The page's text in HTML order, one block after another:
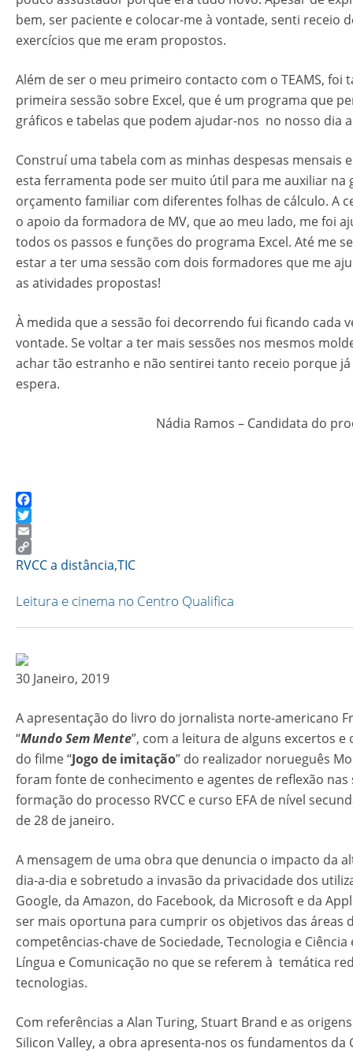
bem, ser paciente e colocar-me à vontade, senti receio
exercícios que me eram propostos.
Além de ser o meu primeiro contacto com o TEAMS, foi
primeira sessão sobre Excel, que é um programa que
gráficos e tabelas que podem ajudar-nos no nosso dia
Construí uma tabela com as minhas despesas mensais
esta ferramenta pode ser muito útil para me auxiliar na
orçamento familiar com diferentes folhas de cálculo. A
o apoio da formadora de MV, que ao meu lado, me foi
todos os passos e funções do programa Excel. Até me
estar a ter uma sessão com dois formadores que me
as atividades propostas!
À medida que a sessão foi decorrendo fui ficando cada
vontade. Se voltar a ter mais sessões nos mesmos
achar tão estranho e não sentirei tanto receio porque já
espera.
Nádia Ramos – Candidata do
Facebook
Twitter
Email
Copy
RVCC a distância,TIC
Leitura e cinema no Centro Qualifica
30 Janeiro, 2019
A apresentação do livro do jornalista norte-americano
“Mundo Sem Mente”, com a leitura de alguns excertos
do filme “Jogo de imitação” do realizador norueguês
foram fonte de conhecimento e agentes de reflexão nas
formação do processo RVCC e curso EFA de nível
de 28 de janeiro.
A mensagem de uma obra que denuncia o impacto da
dia-a-dia e sobretudo a invasão da privacidade dos
Google, da Amazon, do Facebook, da Microsoft e da
ser mais oportuna para cumprir os objetivos das áreas
competências-chave de Sociedade, Tecnologia e Ciência
Língua e Comunicação no que se referem à temática
tecnologias.
Com referências a Alan Turing, Stuart Brand e as
Silicon Valley, a obra apresenta-nos os fundamentos da